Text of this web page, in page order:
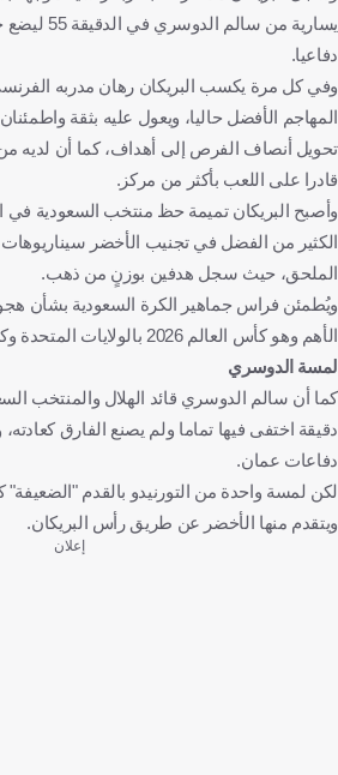
يسارية من
دفاعيا.
وفي كل مرة يكسب البريكان رهان مدربه
المهاجم الأفضل حاليا، ويعول عليه بثقة
تحويل أنصاف الفرص إلى أهداف، كما أن لديه من
قادرا على اللعب بأكثر من مركز.
وأصبح البريكان تميمة حظ منتخب السعودية في
الكثير من الفضل في تجنيب الأخضر
الملحق، حيث سجل هدفين بوزنٍ من ذهب.
ويُطمئن فراس جماهير الكرة السعودية بشأن
الأهم وهو كأس العالم 2026 بالولايات المتحدة وكندا والمكسيك
لمسة الدوسري
دقيقة اختفى فيها تماما ولم يصنع الفارق
دفاعات عمان.
لكن لمسة واحدة من التورنيدو بالقدم "الضعيفة"
ويتقدم منها الأخضر عن طريق رأس البريكان.
إعلان